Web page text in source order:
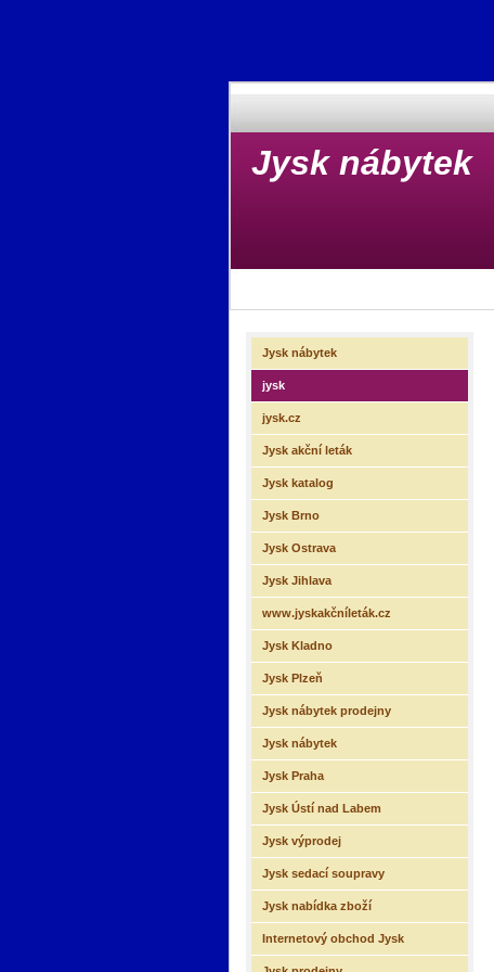
Jysk nábytek
Jysk nábytek
jysk
jysk.cz
Jysk akční leták
Jysk katalog
Jysk Brno
Jysk Ostrava
Jysk Jihlava
www.jyskakčníleták.cz
Jysk Kladno
Jysk Plzeň
Jysk nábytek prodejny
Jysk nábytek
Jysk Praha
Jysk Ústí nad Labem
Jysk výprodej
Jysk sedací soupravy
Jysk nabídka zboží
Internetový obchod Jysk